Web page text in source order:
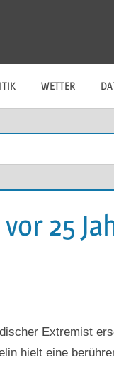
WETTER
25
Extremist
hielt eine